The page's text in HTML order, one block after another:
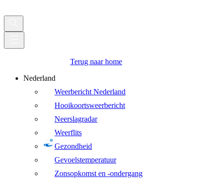
Terug naar home
Nederland
Weerbericht Nederland
Hooikoortsweerbericht
Neerslagradar
Weerflits
Gezondheid
Gevoelstemperatuur
Zonsopkomst en -ondergang